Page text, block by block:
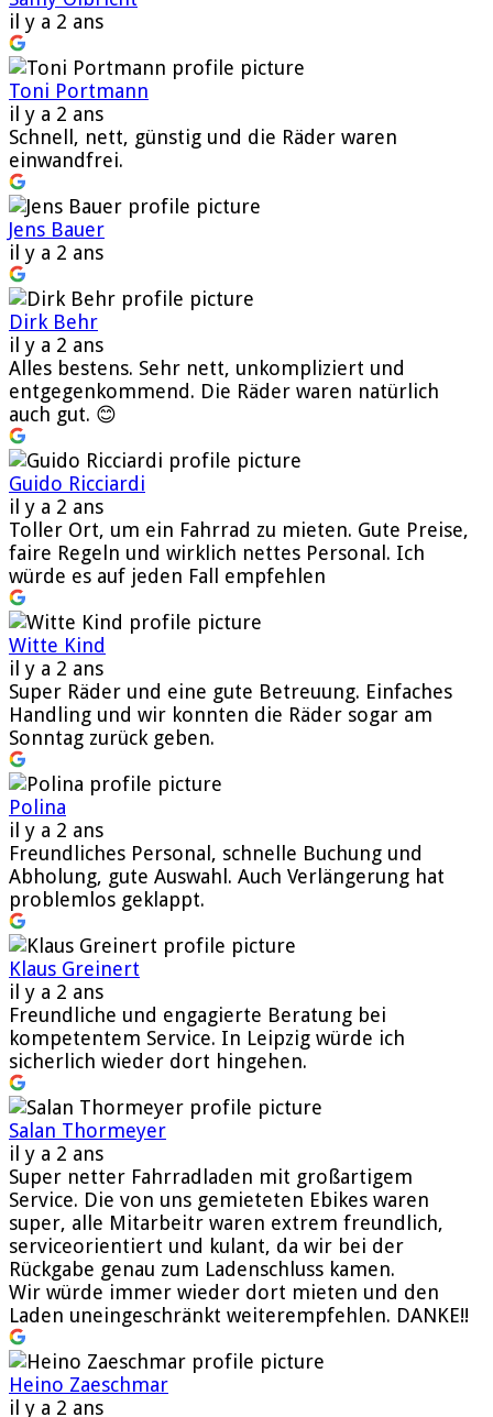
il y a 2 ans
Toni Portmann
il y a 2 ans
Schnell, nett, günstig und die Räder waren
einwandfrei.
Jens Bauer
il y a 2 ans
Dirk Behr
il y a 2 ans
Alles bestens. Sehr nett, unkompliziert und
entgegenkommend. Die Räder waren natürlich
auch gut. 😊
Guido Ricciardi
il y a 2 ans
Toller Ort, um ein Fahrrad zu mieten. Gute Preise,
faire Regeln und wirklich nettes Personal. Ich
würde es auf jeden Fall empfehlen
Witte Kind
il y a 2 ans
Super Räder und eine gute Betreuung. Einfaches
Handling und wir konnten die Räder sogar am
Sonntag zurück geben.
Polina
il y a 2 ans
Freundliches Personal, schnelle Buchung und
Abholung, gute Auswahl. Auch Verlängerung hat
problemlos geklappt.
Klaus Greinert
il y a 2 ans
Freundliche und engagierte Beratung bei
kompetentem Service. In Leipzig würde ich
sicherlich wieder dort hingehen.
Salan Thormeyer
il y a 2 ans
Super netter Fahrradladen mit großartigem
Service. Die von uns gemieteten Ebikes waren
super, alle Mitarbeitr waren extrem freundlich,
serviceorientiert und kulant, da wir bei der
Rückgabe genau zum Ladenschluss kamen.
Wir würde immer wieder dort mieten und den
Laden uneingeschränkt weiterempfehlen. DANKE!!
Heino Zaeschmar
il y a 2 ans